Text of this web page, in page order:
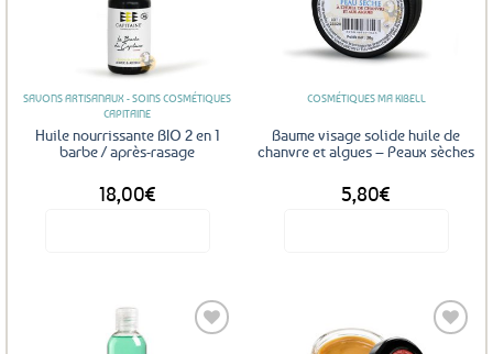
SAVONS ARTISANAUX - SOINS COSMÉTIQUES
CAPITAINE
Huile nourrissante BIO 2 en 1
barbe / après-rasage
18,00€
COSMÉTIQUES MA KIBELL
Baume visage solide huile de
chanvre et algues – Peaux sèches
5,80€